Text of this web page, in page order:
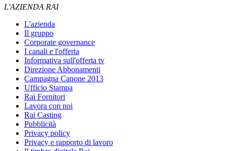
L'AZIENDA RAI
L'azienda
Il gruppo
Corporate governance
I canali e l'offerta
Informativa sull'offerta tv
Direzione Abbonamenti
Campagna Canone 2013
Ufficio Stampa
Rai Fornitori
Lavora con noi
Rai Casting
Pubblicità
Privacy policy
Privacy e rapporto di lavoro